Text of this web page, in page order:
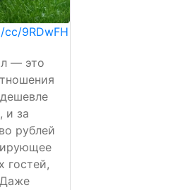
9RDwFH
— это
и за
рублей
гостей,